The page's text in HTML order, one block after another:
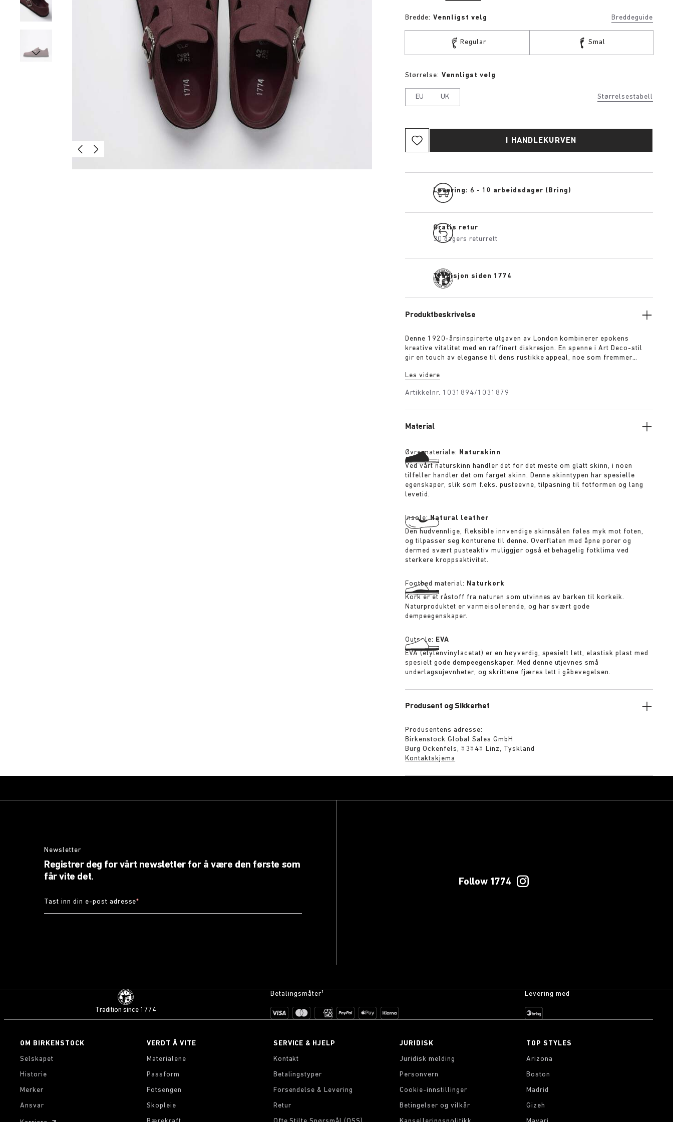
Bredde: Vennligst velg Breddeguide
Regular Smal
Størrelsestabell
Størrelse: Vennligst velg
EU UK
I HANDLEKURVEN
Levering: 6 - 10 arbeidsdager (Bring)
Gratis retur
30 dagers returrett
Tradisjon siden 1774
Produktbeskrivelse
Denne 1920-årsinspirerte utgaven av London kombinerer epokens
kreative vitalitet med en raffinert diskresjon. En spenne i Art Deco-stil
gir en touch av eleganse til dens rustikke appeal, noe som fremmer
rene, sømfrie silhuetten, mens den uvanlig myke overdelen i semsket
Les videre
Artikkelnr. 1031894/1031879
Material
Øvre materiale: Naturskinn
Ved vårt naturskinn handler det for det meste om glatt skinn, i noen
tilfeller handler det om farget skinn. Denne skinntypen har spesielle
egenskaper, slik som f.eks. pusteevne, tilpasning til fotformen og lang
levetid.
Insole:Natural leather
Den hudvennlige, fleksible innvendige skinnsålen føles myk mot foten,
og tilpasser seg konturene til denne. Overflaten med åpne porer og
dermed svært pusteaktiv muliggjør også et behagelig fotklima ved
sterkere kroppsaktivitet.
Footbed material: Naturkork
Kork er et råstoff fra naturen som utvinnes av barken til korkeik.
Naturproduktet er varmeisolerende, og har svært gode
dempeegenskaper.
Outsole: EVA
EVA (etylenvinylacetat) er en høyverdig, spesielt lett, elastisk plast med
spesielt gode dempeegenskaper. Med denne utjevnes små
underlagsujevnheter, og skrittene fjæres lett i gåbevegelsen.
Produsent og Sikkerhet
Produsentens adresse:
Birkenstock Global Sales GmbH
Burg Ockenfels, 53545 Linz, Tyskland
Kontaktskjema
Newsletter
Registrer deg for vårt newsletter for å være den første som
får vite det.
Tast inn din e-post adresse*
Follow 1774
Tradition since 1774
Betalingsmåter¹ Levering med
OM BIRKENSTOCK
Selskapet
Historie
Merker
Ansvar
VERDT Å VITE
Materialene
Passform
Fotsengen
Skopleie
SERVICE & HJELP
Kontakt
Betalingstyper
Forsendelse & Levering
Retur
JURIDISK
Juridisk melding
Personvern
Cookie-innstillinger
Betingelser og vilkår
TOP STYLES
Arizona
Boston
Madrid
Gizeh